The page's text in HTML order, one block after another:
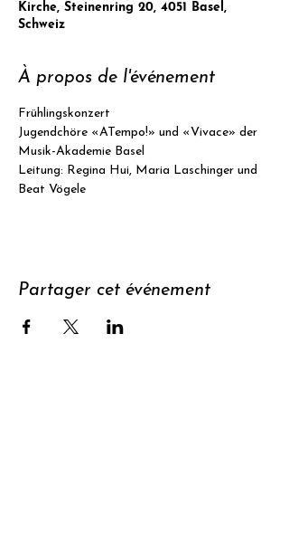
Kirche, Steinenring 20, 4051 Basel,
Schweiz
À propos de l'événement
Frühlingskonzert
Jugendchöre «ATempo!» und «Vivace» der
Musik-Akademie Basel
Leitung: Regina Hui, Maria Laschinger und
Beat Vögele
Partager cet événement